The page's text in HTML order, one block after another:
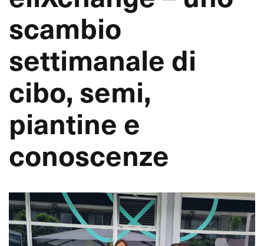
scambio
settimanale di
cibo, semi,
piantine e
conoscenze